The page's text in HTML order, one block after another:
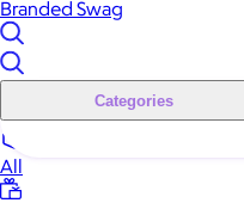
Branded Swag
Categories
All